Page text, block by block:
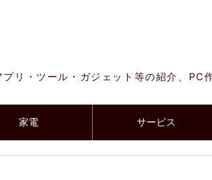
リ・ツール・ガジェット等の紹介、PC
家電 サービス